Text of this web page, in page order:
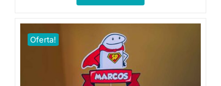
Oferta!